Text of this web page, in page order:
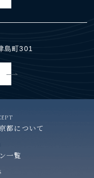
島町301
都について
一覧